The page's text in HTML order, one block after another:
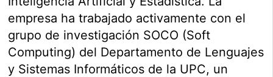
empresa ha trabajado activamente con el
grupo de investigación SOCO (Soft
Computing) del Departamento de Lenguajes
y Sistemas Informáticos de la UPC, un